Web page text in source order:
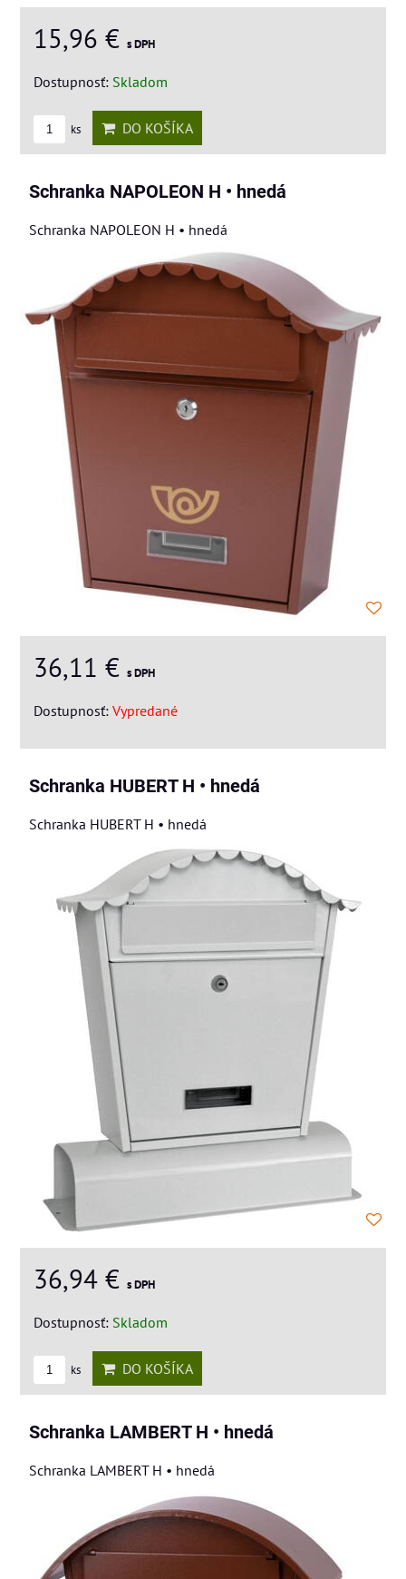
15,96 € s DPH
Dostupnosť: Skladom
ks DO KOŠÍKA
Schranka NAPOLEON H • hnedá
Schranka NAPOLEON H • hnedá
36,11 € s DPH
Dostupnosť: Vypredané
Schranka HUBERT H • hnedá
Schranka HUBERT H • hnedá
36,94 € s DPH
Dostupnosť: Skladom
ks DO KOŠÍKA
Schranka LAMBERT H • hnedá
Schranka LAMBERT H • hnedá